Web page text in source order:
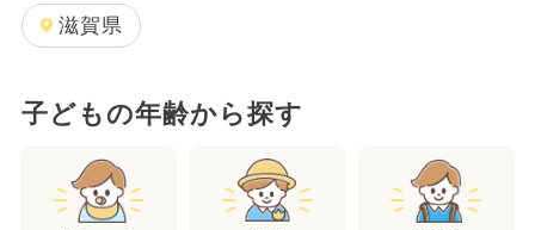
滋賀県
子どもの年齢から探す